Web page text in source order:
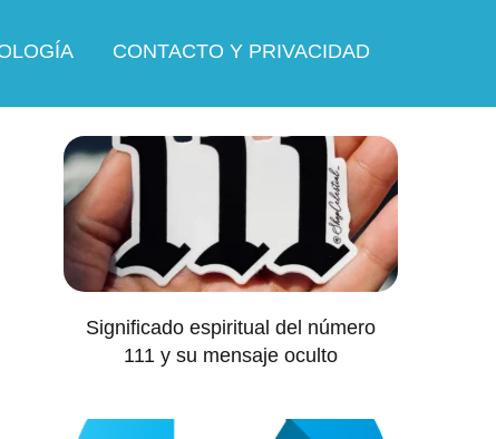
CONTACTO Y PRIVACIDAD
Significado espiritual del número
111 y su mensaje oculto